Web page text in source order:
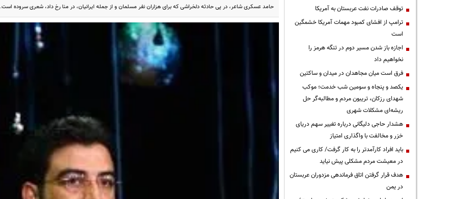
حامد عسکری شاعر، در پی حادثه دلخراشی که برای هزاران نفر مسلمان و از جمله ایرانیان، در منا رخ داد، شعری سروده‌ است.
توقف صادرات نفت عربستان به آمریکا
ترامپ از افشای کمبود مهمات آمریکا خشمگین
است
اجازه باز شدن مسیر دوم در تنگه هرمز را
نخواهیم داد
فرق است میان مجاهدان در میدان و ساکتین
یکصد و پنجاه و سومین شب خدمت؛ موکب
شهدای رزکان، تریبون مردم و مطالبه‌گر حل
ریشه‌ای مشکلات شهری
هشدار حاجی دلیگانی درباره تغییر سهم دریای
خزر و مخالفت با واگذاری امتیاز
باید افراد کارآمدتر را به کار گرفت/ کاری می کنیم
در معیشت مردم مشکلی پیش نیاید
هدف قرار گرفتن اتاق‌ فرماندهی مزدوران عربستان
در یمن